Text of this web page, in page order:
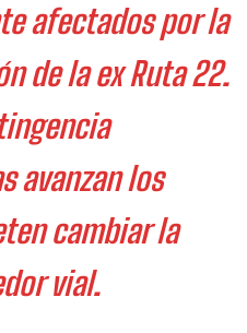
afectados por la
de la ex Ruta 22.
avanzan los
cambiar la
vial.